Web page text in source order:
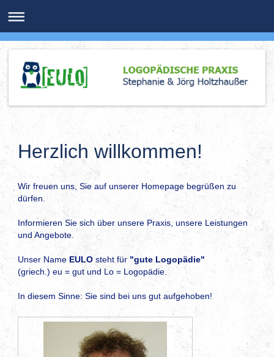
Herzlich willkommen!
Wir freuen uns, Sie auf unserer Homepage begrüßen zu
dürfen.
Informieren Sie sich über unsere Praxis, unsere Leistungen
und Angebote.
Unser NameEULO steht für "gute Logopädie"
(griech.) eu = gut und Lo = Logopädie.
In diesem Sinne: Sie sind bei uns gut aufgehoben!